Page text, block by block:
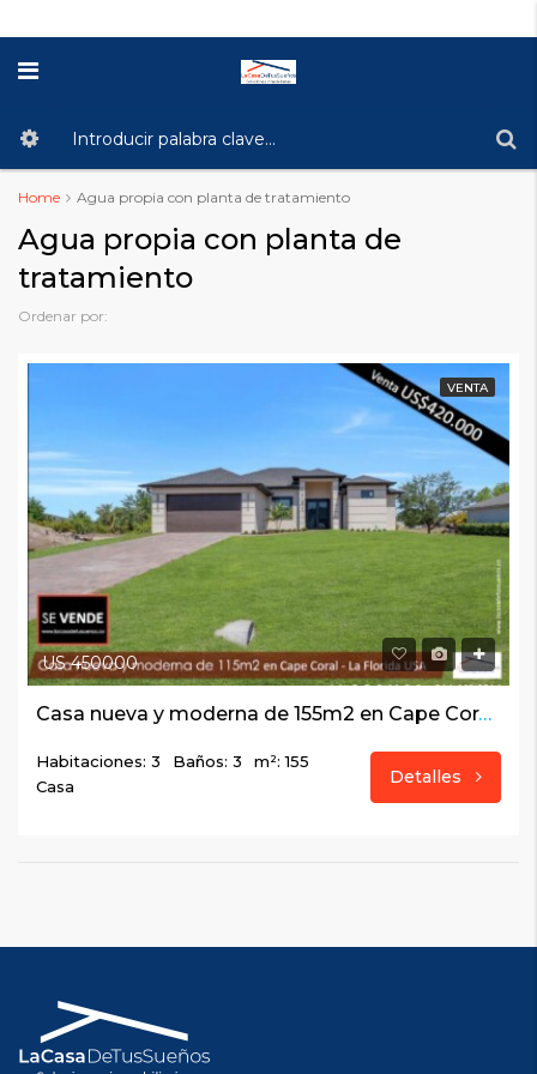
Home Agua propia con planta de tratamiento
Agua propia con planta de
tratamiento
Ordenar por:
VENTA
US 450000
Casa nueva y moderna de 155m2 en Cape Coral – La Florida USA
Habitaciones: 3 Baños: 3
m²: 155
Casa
Detalles